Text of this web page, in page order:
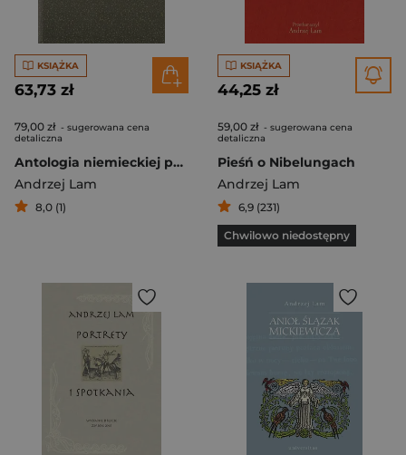
KSIĄŻKA
63,73 zł
79,00 zł - sugerowana cena
detaliczna
Antologia niemieckiej poezji klasycznej od średniowiecza do Celana
Andrzej Lam
8,0 (1)
KSIĄŻKA
44,25 zł
59,00 zł - sugerowana cena
detaliczna
Pieśń o Nibelungach
Andrzej Lam
6,9 (231)
Chwilowo niedostępny